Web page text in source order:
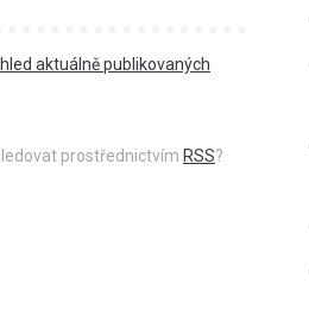
aktuálně publikovaných
prostřednictvím RSS?